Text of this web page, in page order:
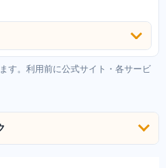
す。利用前に公式サイト・各サービ